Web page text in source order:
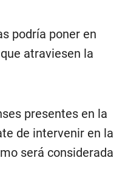
podría poner en
atraviesen la
presentes en la
de intervenir en la
será considerada